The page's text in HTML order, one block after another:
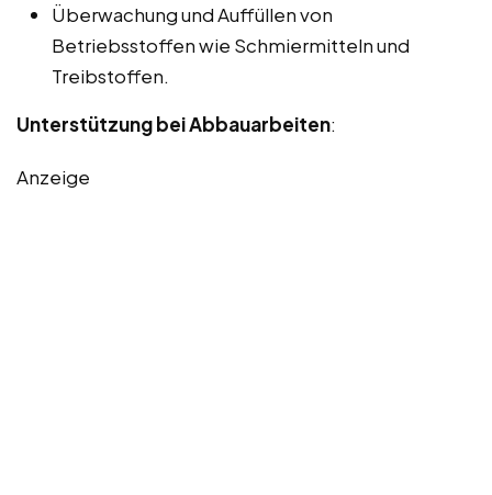
Überwachung und Auffüllen von
Betriebsstoffen wie Schmiermitteln und
Treibstoffen.
Unterstützung bei Abbauarbeiten:
Anzeige